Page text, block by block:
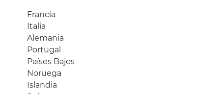
Francia
Italia
Alemania
Portugal
Países Bajos
Noruega
Islandia